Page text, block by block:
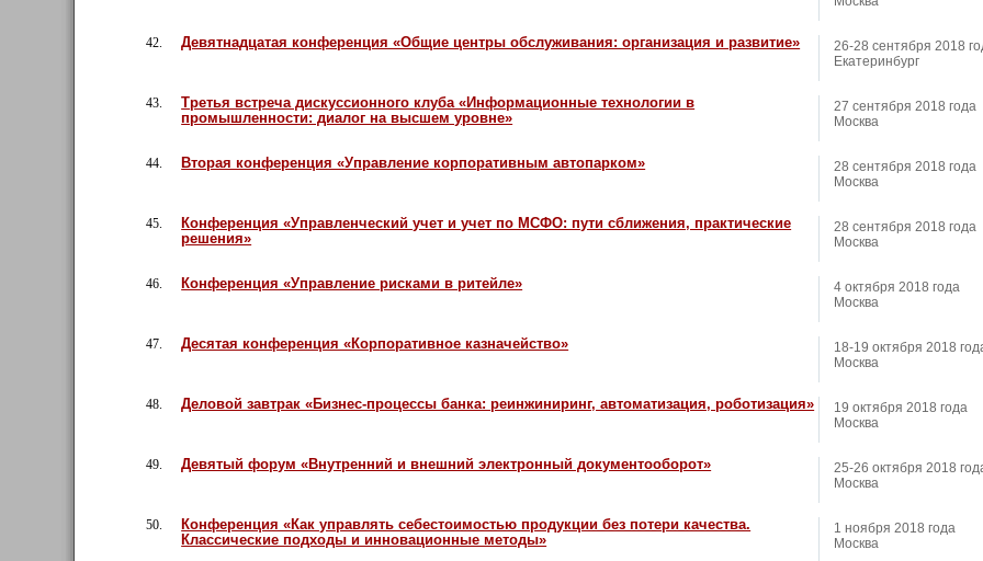
42.
26-28 сентября 2018
Екатеринбург
Девятнадцатая конференция «Общие центры обслуживания: организация и развитие»
43.
27 сентября 2018 года
Москва
Третья встреча дискуссионного клуба «Информационные технологии в
промышленности: диалог на высшем уровне»
44.
28 сентября 2018 года
Москва
Вторая конференция «Управление корпоративным автопарком»
45.
28 сентября 2018 года
Москва
Конференция «Управленческий учет и учет по МСФО: пути сближения, практические
решения»
46.
4 октября 2018 года
Москва
Конференция «Управление рисками в ритейле»
47.
18-19 октября 2018
Москва
Десятая конференция «Корпоративное казначейство»
48.
19 октября 2018 года
Москва
Деловой завтрак «Бизнес-процессы банка: реинжиниринг, автоматизация, роботизация»
49.
25-26 октября 2018
Москва
Девятый форум «Внутренний и внешний электронный документооборот»
50.
1 ноября 2018 года
Москва
Конференция «Как управлять себестоимостью продукции без потери качества.
Классические подходы и инновационные методы»